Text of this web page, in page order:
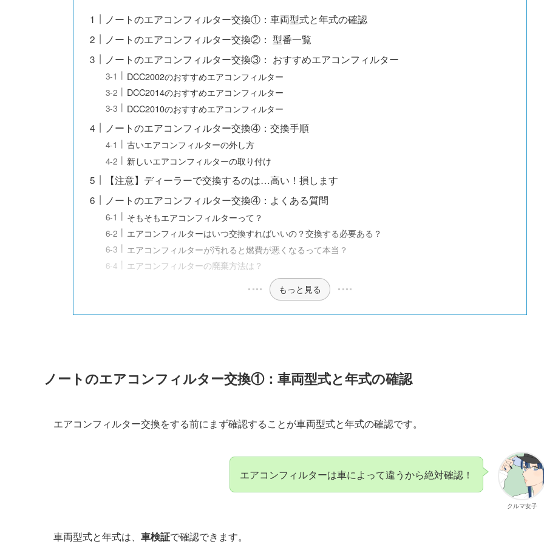
ノートのエアコンフィルター交換①：車両型式と年式の確認
ノートのエアコンフィルター交換②： 型番一覧
ノートのエアコンフィルター交換③： おすすめエアコンフィルター
DCC2002のおすすめエアコンフィルター
DCC2014のおすすめエアコンフィルター
DCC2010のおすすめエアコンフィルター
ノートのエアコンフィルター交換④：交換手順
古いエアコンフィルターの外し方
新しいエアコンフィルターの取り付け
【注意】ディーラーで交換するのは…高い！損します
ノートのエアコンフィルター交換④：よくある質問
そもそもエアコンフィルターって？
エアコンフィルターはいつ交換すればいいの？交換する必要ある？
エアコンフィルターが汚れると燃費が悪くなるって本当？
エアコンフィルターの廃棄方法は？
もっと見る
ノートのエアコンフィルター交換①：車両型式と年式の確認
エアコンフィルター交換をする前にまず確認することが車両型式と年式の確認です。
クルマ女子
エアコンフィルターは車によって違うから絶対確認！
車両型式と年式は、 車検証で確認できます。